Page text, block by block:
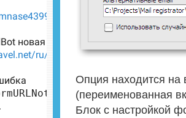
Опция находится на
(переименованная
Блок с настройкой